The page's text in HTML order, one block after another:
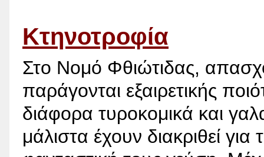
Κτηνοτροφία
Στο Νομό Φθιώτιδας,
παράγονται εξαιρετικής
διάφορα τυροκομικά και
μάλιστα έχουν διακριθεί